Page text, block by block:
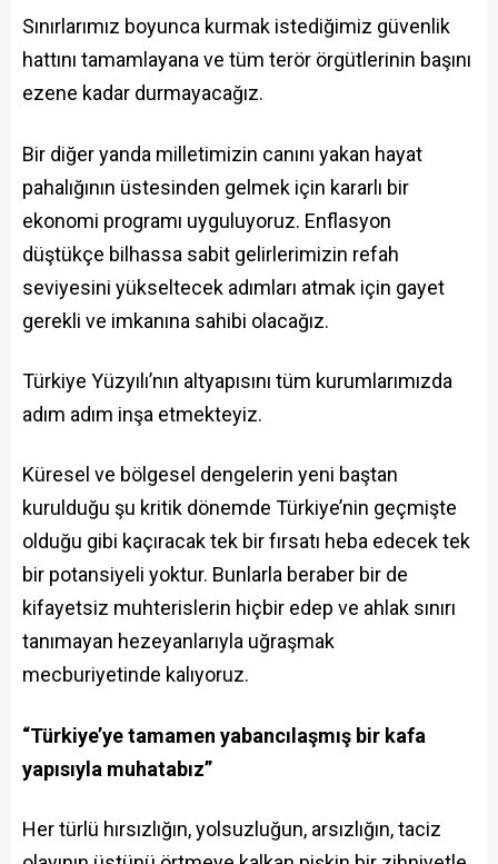
Sınırlarımız boyunca kurmak istediğimiz güvenlik
hattını tamamlayana ve tüm terör örgütlerinin başını
ezene kadar durmayacağız.
Bir diğer yanda milletimizin canını yakan hayat
pahalığının üstesinden gelmek için kararlı bir
ekonomi programı uyguluyoruz. Enflasyon
düştükçe bilhassa sabit gelirlerimizin refah
seviyesini yükseltecek adımları atmak için gayet
gerekli ve imkanına sahibi olacağız.
Türkiye Yüzyılı’nın altyapısını tüm kurumlarımızda
adım adım inşa etmekteyiz.
Küresel ve bölgesel dengelerin yeni baştan
kurulduğu şu kritik dönemde Türkiye’nin geçmişte
olduğu gibi kaçıracak tek bir fırsatı heba edecek tek
bir potansiyeli yoktur. Bunlarla beraber bir de
kifayetsiz muhterislerin hiçbir edep ve ahlak sınırı
tanımayan hezeyanlarıyla uğraşmak
mecburiyetinde kalıyoruz.
“Türkiye’ye tamamen yabancılaşmış bir kafa
yapısıyla muhatabız”
Her türlü hırsızlığın, yolsuzluğun, arsızlığın, taciz